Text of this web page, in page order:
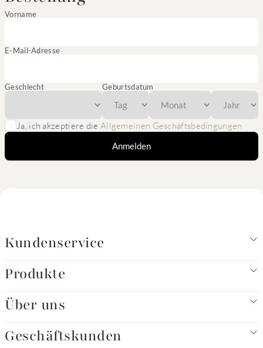
Vorname
E-Mail-Adresse
Geschlecht Geburtsdatum
Ja, ich akzeptiere die Allgemeinen Geschäftsbedingungen
Anmelden
Kundenservice
Produkte
Über uns
Geschäftskunden